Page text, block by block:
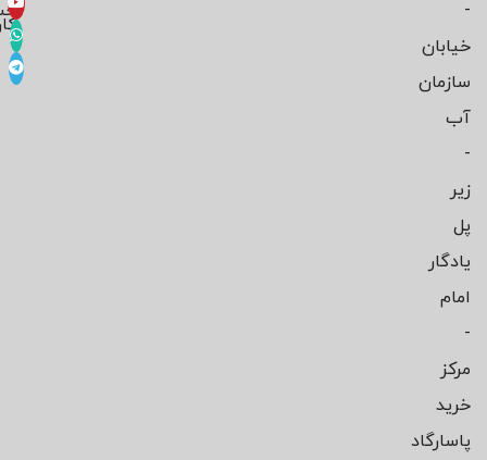
-
خیابان
سازمان
آب
-
زیر
پل
یادگار
امام
-
مرکز
خرید
پاسارگاد